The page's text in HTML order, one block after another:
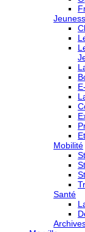
Mobilité
Santé